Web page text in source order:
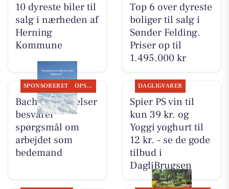
10 dyreste biler til
salg i nærheden af
Herning
Kommune
Top 6 over dyreste
boliger til salg i
Sønder Felding.
Priser op til
1.495.000 kr
SPONSORERET OPSLAGSTAVLEN
Bachs Begravelser
besvarer
spørgsmål om
arbejdet som
bedemand
DAGLIGVARER
Spier PS vin til
kun 39 kr. og
Yoggi yoghurt til
12 kr. - se de gode
tilbud i
DagliBrugsen